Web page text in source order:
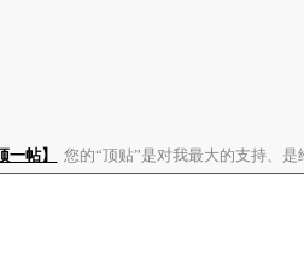
一帖】 您的“顶贴”是对我最大的支持、